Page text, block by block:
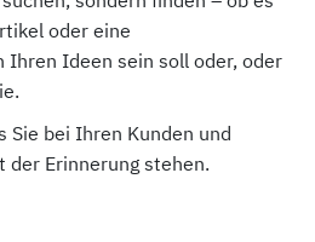
oder eine
Ihren Ideen sein soll oder, oder
Sie bei Ihren Kunden und
Erinnerung stehen.